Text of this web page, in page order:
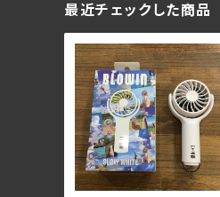
最近チェックした商品